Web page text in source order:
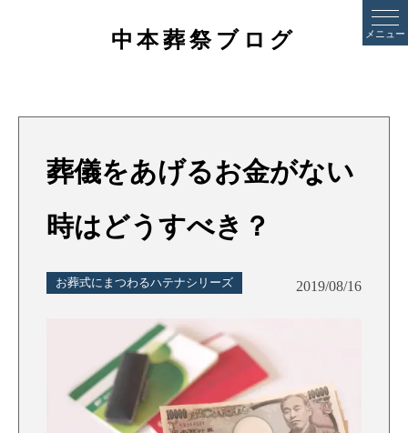
メニュー
中本葬祭ブログ
葬儀をあげるお金がない
時はどうすべき？
お葬式にまつわるハテナシリーズ 2019/08/16